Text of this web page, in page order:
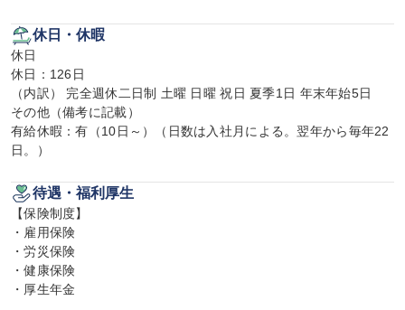
休日・休暇
休日
休日：126日
（内訳） 完全週休二日制 土曜 日曜 祝日 夏季1日 年末年始5日
その他（備考に記載）
有給休暇：有（10日～）（日数は入社月による。翌年から毎年22
日。）
待遇・福利厚生
【保険制度】
・雇用保険
・労災保険
・健康保険
・厚生年金